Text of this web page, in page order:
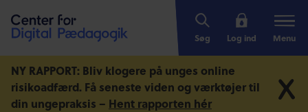
Søg Log ind Menu
NY RAPPORT: Bliv klogere på unges online
risikoadfærd. Få seneste viden og værktøjer til
din ungepraksis – Hent rapporten hér